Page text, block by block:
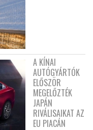
A KÍNAI
AUTÓGYÁRTÓK
ELŐSZÖR
MEGELŐZTÉK
JAPÁN
RIVÁLISAIKAT AZ
EU PIACÁN